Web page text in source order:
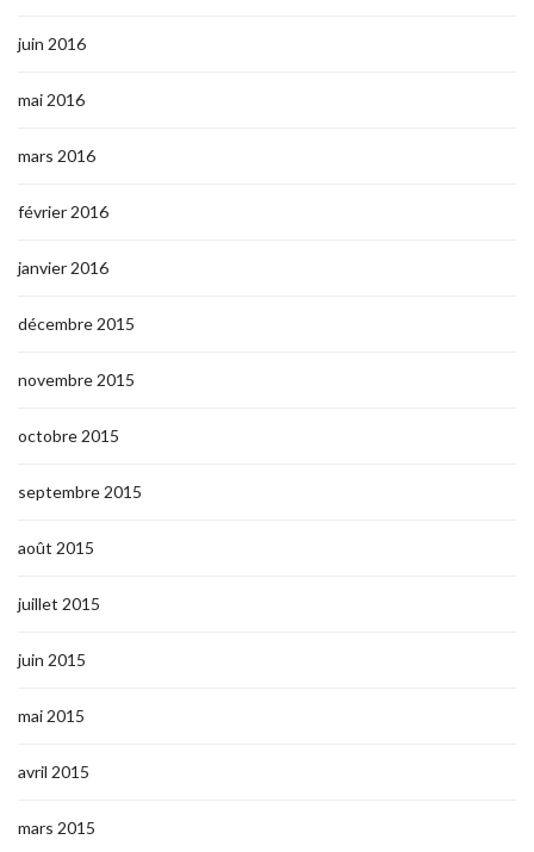
juin 2016
mai 2016
mars 2016
février 2016
janvier 2016
décembre 2015
novembre 2015
octobre 2015
septembre 2015
août 2015
juillet 2015
juin 2015
mai 2015
avril 2015
mars 2015